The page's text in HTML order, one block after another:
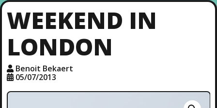
WEEKEND IN
LONDON
Benoit Bekaert
05/07/2013